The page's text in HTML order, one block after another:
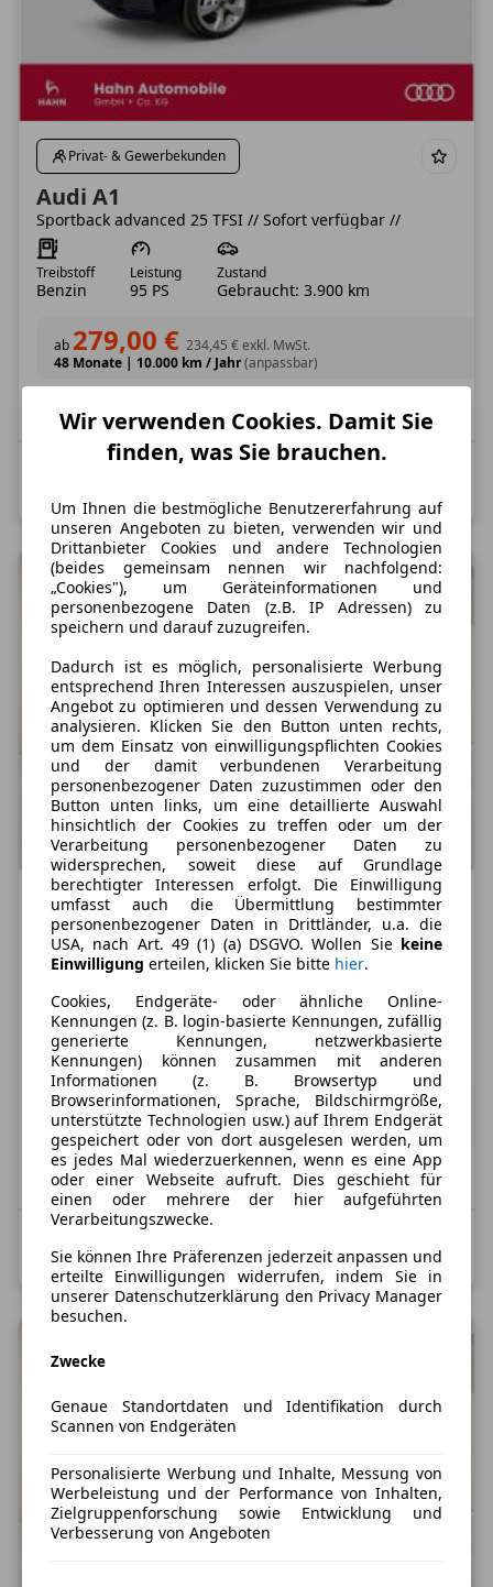
Privat- & Gewerbekunden
Audi A1
Sportback advanced 25 TFSI // Sofort verfügbar //
Treibstoff
Benzin
Leistung
95 PS
Zustand
Gebraucht: 3.900 km
ab 279,00 € 234,45 €exkl. MwSt.
48 Monate | 10.000 km / Jahr(anpassbar)
Verfügbar: Sofort
Nur Privatkunden
Audi A1
Treibstoff
Benzin
Leistung
95 PS
Zustand
Neu
ab279,00 € 234,45 €exkl. MwSt.
48 Monate|10.000 km / Jahr(anpassbar)
vsl. Dezember 2026
Kombinierte CO2-Emission: 124,0 g/km; CO2-Klasse: D
Wir verwenden Cookies. Damit Sie
finden, was Sie brauchen.
Um Ihnen die bestmögliche Benutzererfahrung auf
unseren Angeboten zu bieten, verwenden wir und
Drittanbieter Cookies und andere Technologien
(beides gemeinsam nennen wir nachfolgend:
„Cookies"), um Geräteinformationen und
personenbezogene Daten (z.B. IP Adressen) zu
speichern und darauf zuzugreifen.
Dadurch ist es möglich, personalisierte Werbung
entsprechend Ihren Interessen auszuspielen, unser
Angebot zu optimieren und dessen Verwendung zu
analysieren. Klicken Sie den Button unten rechts,
um dem Einsatz von einwilligungspflichten Cookies
und der damit verbundenen Verarbeitung
personenbezogener Daten zuzustimmen oder den
Button unten links, um eine detaillierte Auswahl
hinsichtlich der Cookies zu treffen oder um der
Verarbeitung personenbezogener Daten zu
widersprechen, soweit diese auf Grundlage
berechtigter Interessen erfolgt. Die Einwilligung
umfasst auch die Übermittlung bestimmter
personenbezogener Daten in Drittländer, u.a. die
USA, nach Art. 49 (1) (a) DSGVO. Wollen Sie keine
Einwilligung erteilen, klicken Sie bitte hier.
Cookies, Endgeräte- oder ähnliche Online-
Kennungen (z. B. login-basierte Kennungen, zufällig
generierte Kennungen, netzwerkbasierte
Kennungen) können zusammen mit anderen
Informationen (z. B. Browsertyp und
Browserinformationen, Sprache, Bildschirmgröße,
unterstützte Technologien usw.) auf Ihrem Endgerät
gespeichert oder von dort ausgelesen werden, um
es jedes Mal wiederzuerkennen, wenn es eine App
oder einer Webseite aufruft. Dies geschieht für
einen oder mehrere der hier aufgeführten
Verarbeitungszwecke.
Sie können Ihre Präferenzen jederzeit anpassen und
erteilte Einwilligungen widerrufen, indem Sie in
unserer Datenschutzerklärung den Privacy Manager
besuchen.
Zwecke
Genaue Standortdaten und Identifikation durch
Scannen von Endgeräten
Personalisierte Werbung und Inhalte, Messung von
Werbeleistung und der Performance von Inhalten,
Zielgruppenforschung sowie Entwicklung und
Verbesserung von Angeboten